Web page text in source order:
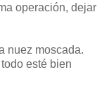
operación, dejar
nuez moscada.
esté bien